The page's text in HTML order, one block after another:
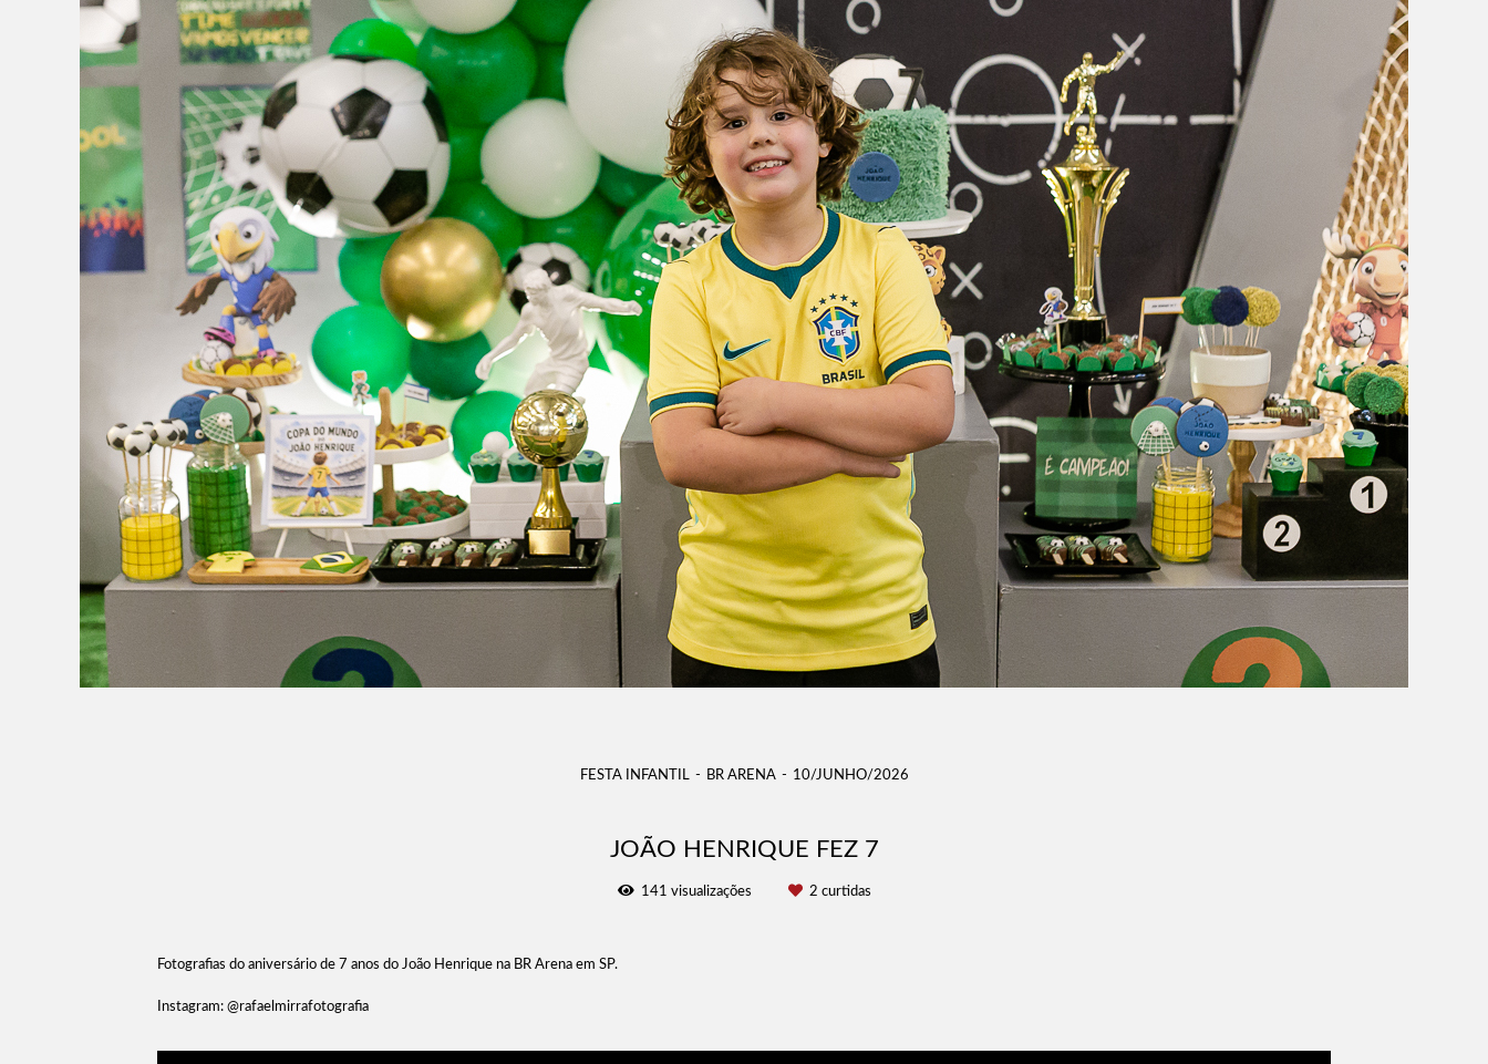
FESTA INFANTIL BR ARENA 10/JUNHO/2026
JOÃO HENRIQUE FEZ 7
141 visualizações 2 curtidas
Fotografias do aniversário de 7 anos do João Henrique na BR Arena em SP.
Instagram: @rafaelmirrafotografia